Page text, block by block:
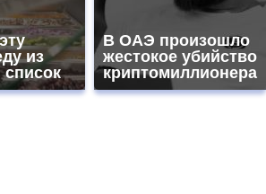
из
список
В ОАЭ произошло
жестокое убийство
криптомиллионера